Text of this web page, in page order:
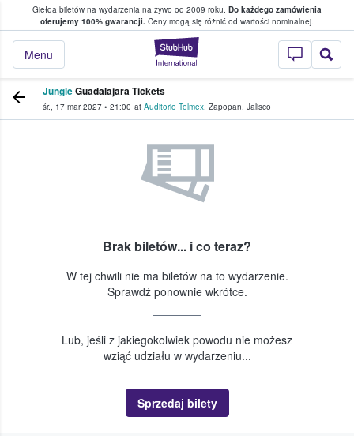
Giełda biletów na wydarzenia na żywo od 2009 roku. Do każdego zamówienia
oferujemy 100% gwarancji. Ceny mogą się różnić od wartości nominalnej.
StubHub —
Menu
w którym fani i kibice kupują i
JungleGuadalajara Tickets
śr., 17 mar 2027 • 21:00 at Auditorio Telmex, Zapopan, Jalisco
Brak biletów... i co teraz?
W tej chwili nie ma biletów na to wydarzenie.
Sprawdź ponownie wkrótce.
Lub, jeśli z jakiegokolwiek powodu nie możesz
wziąć udziału w wydarzeniu...
Sprzedaj bilety